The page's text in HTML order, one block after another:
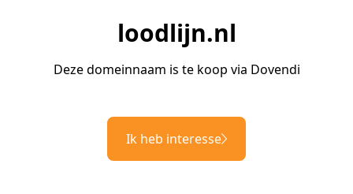
loodlijn.nl
Deze domeinnaam is te koop via Dovendi
Ik heb interesse